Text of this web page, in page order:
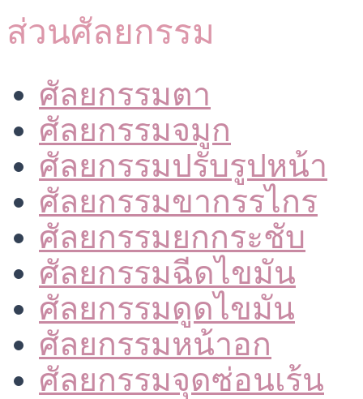
ส่วนศัลยกรรม
ศัลยกรรมตา
ศัลยกรรมจมูก
ศัลยกรรมปรับรูปหน้า
ศัลยกรรมขากรรไกร
ศัลยกรรมยกกระชับ
ศัลยกรรมฉีดไขมัน
ศัลยกรรมดูดไขมัน
ศัลยกรรมหน้าอก
ศัลยกรรมจุดซ่อนเร้น